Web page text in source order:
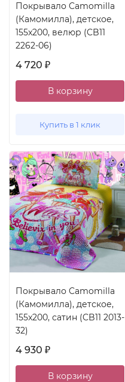
Покрывало Camomilla
(Камомилла), детское,
155x200, велюр (CB11
2262-06)
4 720 ₽
В корзину
Купить в 1 клик
Покрывало Camomilla
(Камомилла), детское,
155x200, сатин (CB11 2013-
32)
4 930 ₽
В корзину